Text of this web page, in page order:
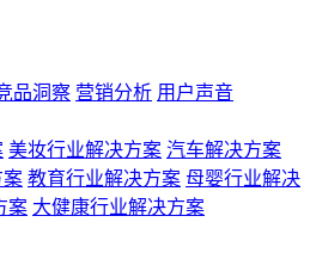
品洞察 营销分析 用户声音
美妆行业解决方案 汽车解决方案
案 教育行业解决方案 母婴行业解决
案 大健康行业解决方案